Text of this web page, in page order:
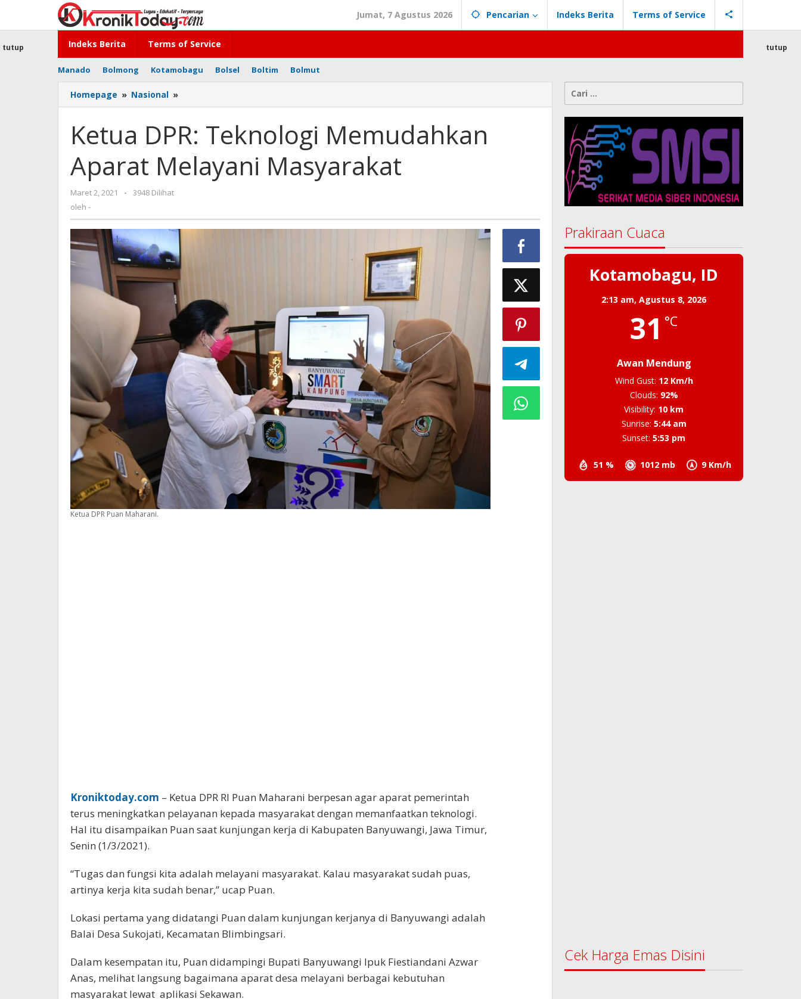
konten
Jumat, 7 Agustus 2026 Pencarian Indeks Berita Terms of Service
Indeks Berita Terms of Service
Manado Bolmong Kotamobagu Bolsel Boltim Bolmut
tutup tutup
Homepage » Nasional »
DPR:
Memudahkan
Aparat
Melayani
Masyarakat
Ketua DPR: Teknologi Memudahkan
Aparat Melayani Masyarakat
Maret 2, 2021
oleh
-
3948 Dilihat
oleh -
Ketua DPR Puan Maharani.
Kroniktoday.com – Ketua DPR RI Puan Maharani berpesan agar aparat pemerintah
terus meningkatkan pelayanan kepada masyarakat dengan memanfaatkan teknologi.
Hal itu disampaikan Puan saat kunjungan kerja di Kabupaten Banyuwangi, Jawa Timur,
Senin (1/3/2021).
“Tugas dan fungsi kita adalah melayani masyarakat. Kalau masyarakat sudah puas,
artinya kerja kita sudah benar,” ucap Puan.
Lokasi pertama yang didatangi Puan dalam kunjungan kerjanya di Banyuwangi adalah
Balai Desa Sukojati, Kecamatan Blimbingsari.
Dalam kesempatan itu, Puan didampingi Bupati Banyuwangi Ipuk Fiestiandani Azwar
Anas, melihat langsung bagaimana aparat desa melayani berbagai kebutuhan
masyarakat lewat aplikasi Sekawan.
Cari
untuk:
Prakiraan Cuaca
Kotamobagu, ID
2:13 am,Agustus 8, 2026
31 °C
Awan Mendung
51 % 1012 mb 9 Km/h
Wind Gust: 12 Km/h
Clouds: 92%
Visibility: 10 km
Sunrise: 5:44 am
Sunset: 5:53 pm
Cek Harga Emas Disini